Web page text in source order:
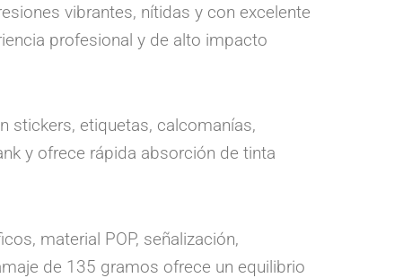
vibrantes, nítidas y con excelente
profesional y de alto impacto
stickers, etiquetas, calcomanías,
y ofrece rápida absorción de tinta
material POP, señalización,
de 135 gramos ofrece un equilibrio